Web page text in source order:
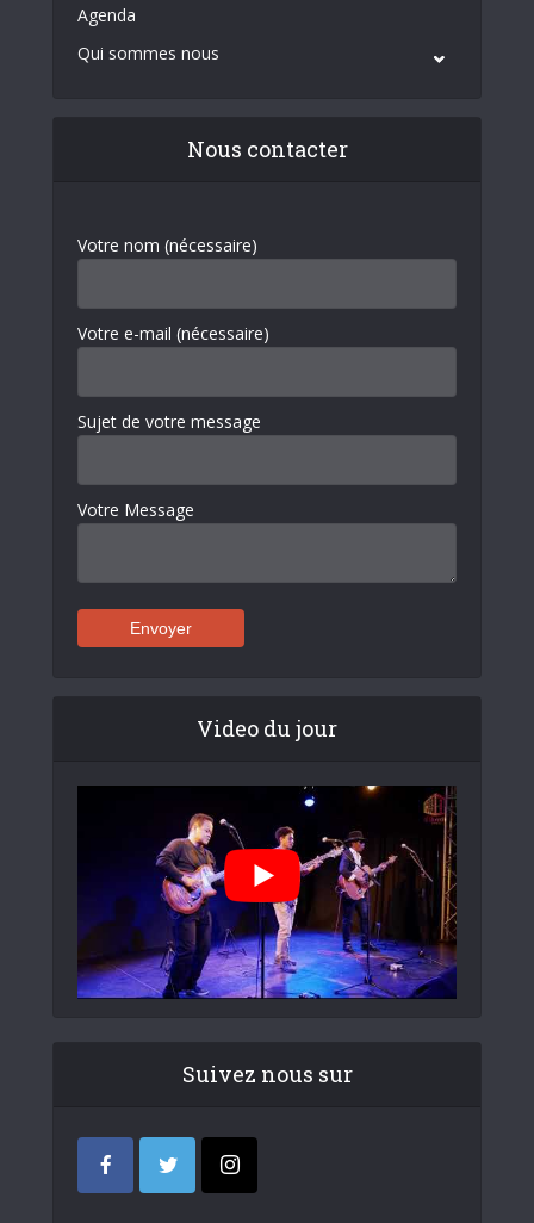
Agenda
Qui sommes nous
Nous contacter
Votre nom (nécessaire)
Votre e-mail (nécessaire)
Sujet de votre message
Votre Message
Video du jour
Suivez nous sur